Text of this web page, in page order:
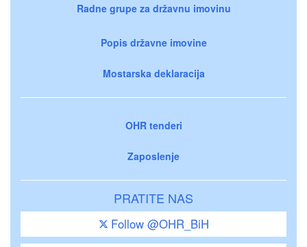
Radne grupe za državnu imovinu
Popis državne imovine
Mostarska deklaracija
OHR tenderi
Zaposlenje
PRATITE NAS
Follow @OHR_BiH